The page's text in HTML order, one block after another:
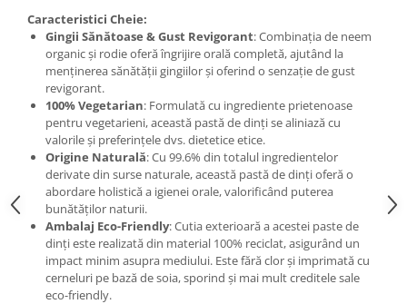
Universal
Vitargo
Weider
Zenana
Caracteristici Cheie:
Gingii Sănătoase & Gust Revigorant: Combinația de neem
organic și rodie oferă îngrijire orală completă, ajutând la
menținerea sănătății gingiilor și oferind o senzație de gust
revigorant.
100% Vegetarian: Formulată cu ingrediente prietenoase
pentru vegetarieni, această pastă de dinți se aliniază cu
valorile și preferințele dvs. dietetice etice.
Origine Naturală: Cu 99.6% din totalul ingredientelor
derivate din surse naturale, această pastă de dinți oferă o
abordare holistică a igienei orale, valorificând puterea
bunătăților naturii.
Ambalaj Eco-Friendly: Cutia exterioară a acestei paste de
dinți este realizată din material 100% reciclat, asigurând un
impact minim asupra mediului. Este fără clor și imprimată cu
cerneluri pe bază de soia, sporind și mai mult creditele sale
eco-friendly.